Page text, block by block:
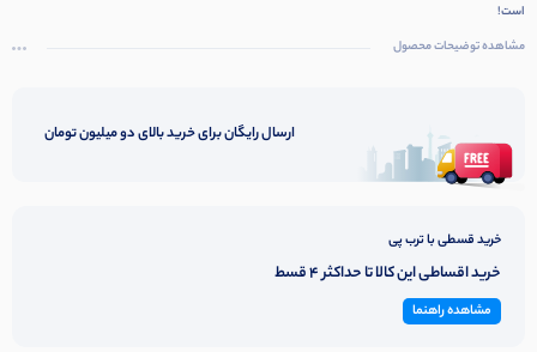
است!
مشاهده توضیحات محصول
ارسال رایگان برای خرید بالای دو میلیون تومان
خرید قسطی با ترب پی
خرید اقساطی این کالا تا حداکثر 4 قسط
مشاهده راهنما